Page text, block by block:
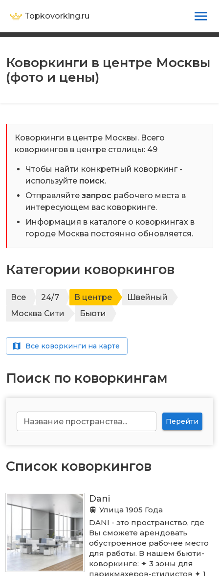
Topkovorking.ru
Коворкинги в центре Москвы
(фото и цены)
Коворкинги в центре Москвы. Всего
коворкингов в центре столицы: 49
Чтобы найти конкретный коворкинг -
используйте поиск.
Отправляйте запрос рабочего места в
интересующем вас коворкинге.
Информация в каталоге о коворкингах в
городе Москва постоянно обновляется.
Категории коворкингов
Все 24/7 В центре
Швейный
Москва Сити
Бьюти
Все коворкинги на карте
Поиск по коворкингам
Название пространства... Перейти
Список коворкингов
Dani
Улица 1905 Года
DANI - это пространство, где
Вы сможете арендовать
обустроенное рабочее место
для работы. В нашем бьюти-
коворкинге: ✦ 3 зоны для
парикмахеров-стилистов ✦ 1